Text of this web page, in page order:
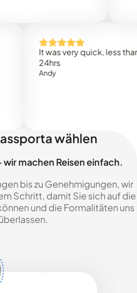
It was very quick, less than
wählen
wir machen Reisen einfach.
bis zu Genehmigungen, wir
Schritt, damit Sie sich auf die
und die Formalitäten uns